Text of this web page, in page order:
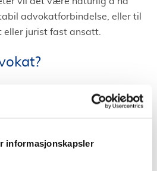
informasjonskapsler
advokatforbindelse, eller til
eller jurist fast ansatt.
rådgivning, i tillegg til å
klienter og fører saker for
om hvordan saken kan og bør